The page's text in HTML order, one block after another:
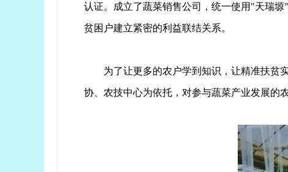
认证。成立了蔬菜销售公司，统一使用"天瑞
贫困户建立紧密的利益联结关系。
为了让更多的农户学到知识，让精准扶贫
协、农技中心为依托，对参与蔬菜产业发展的